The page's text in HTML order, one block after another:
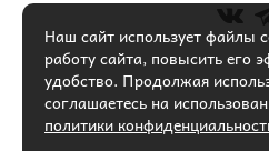
Наш сайт использует файлы
работу сайта, повысить его
удобство. Продолжая
соглашаетесь на
политики